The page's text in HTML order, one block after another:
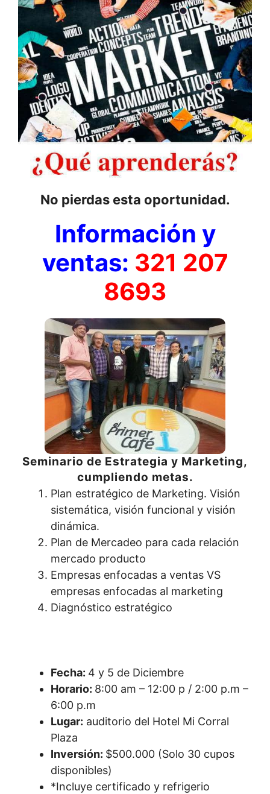
No pierdas esta oportunidad.
Información y
ventas: 321 207
8693
Seminario de Estrategia y Marketing,
cumpliendo metas.
Plan estratégico de Marketing. Visión
sistemática, visión funcional y visión
dinámica.
Plan de Mercadeo para cada relación
mercado producto
Empresas enfocadas a ventas VS
empresas enfocadas al marketing
Diagnóstico estratégico
Fecha: 4 y 5 de Diciembre
Horario: 8:00 am – 12:00 p / 2:00 p.m –
6:00 p.m
Lugar: auditorio del Hotel Mi Corral
Plaza
Inversión: $500.000 (Solo 30 cupos
disponibles)
*Incluye certificado y refrigerio